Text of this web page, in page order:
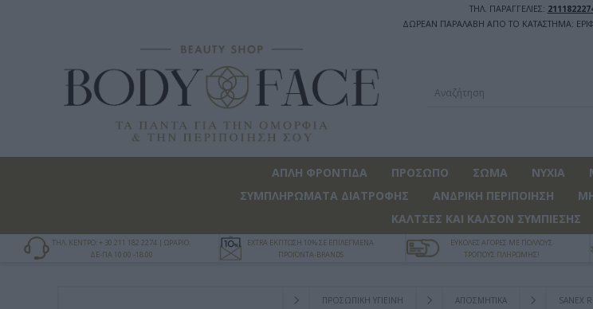
ΤΗΛ. ΠΑΡΑΓΓΕΛΙΕΣ:
ΔΩΡΕΑΝ ΠΑΡΑΛΑΒΗ ΑΠΟ ΤΟ ΚΑΤΑΣΤΗΜΑ:
ΑΠΛΗ ΦΡΟΝΤΙΔΑ ΠΡΟΣΩΠΟ ΣΩΜΑ ΝΥΧΙΑ
ΣΥΜΠΛΗΡΩΜΑΤΑ ΔΙΑΤΡΟΦΗΣ
ΑΝΔΡΙΚΗ ΠΕΡΙΠΟΙΗΣΗ
ΚΑΛΤΣΕΣ ΚΑΙ ΚΑΛΣΟΝ ΣΥΜΠΙΕΣΗΣ
ΤΗΛ. ΚΕΝΤΡΟ: + 30 211 182 2274 | ΩΡΑΡΙΟ:
ΔΕ-ΠΑ 10:00 -18:00
EXTRA ΕΚΠΤΩΣΗ 10% ΣΕ ΕΠΙΛΕΓΜΕΝΑ
ΠΡΟΪΟΝΤΑ-BRANDS
ΕΥΚΟΛΕΣ ΑΓΟΡΕΣ ΜΕ ΠΟΛΛΟΥΣ
ΤΡΟΠΟΥΣ ΠΛΗΡΩΜΗΣ!
ΠΡΟΣΩΠΙΚΗ ΥΓΙΕΙΝΗ ΑΠΟΣΜΗΤΙΚΑ SANEX